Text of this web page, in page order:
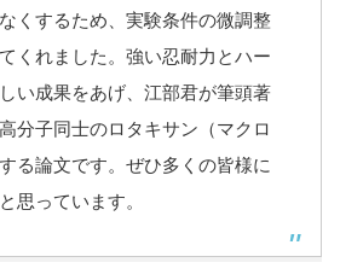
くするため、実験条件の微調整
くれました。強い忍耐力とハー
い成果をあげ、江部君が筆頭著
分子同士のロタキサン（マクロ
る論文です。ぜひ多くの皆様に
思っています。